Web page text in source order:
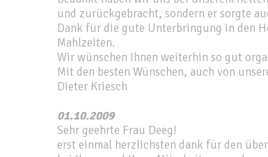
und zurückgebracht, sondern er sorgte
Dank für die gute Unterbringung in den
Mahlzeiten.
Wir wünschen Ihnen weiterhin so gut
Mit den besten Wünschen, auch von
Dieter Kriesch
01.10.2009
Sehr geehrte Frau Deeg!
erst einmal herzlichsten dank für den